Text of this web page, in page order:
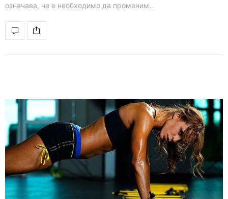
означава, че е необходимо да променим…